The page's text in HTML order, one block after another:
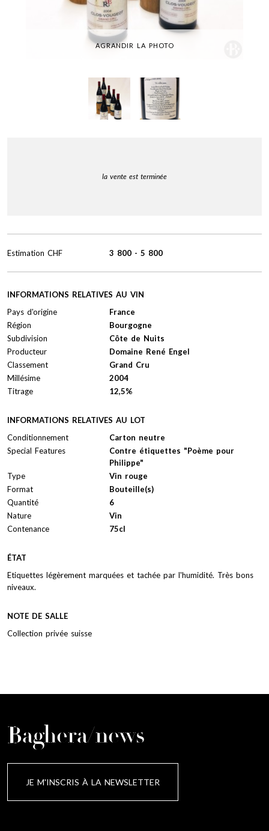
AGRANDIR LA PHOTO
la vente est terminée
INFORMATIONS RELATIVES AU VIN
Pays d'origine
France
Région
Bourgogne
Subdivision
Côte de Nuits
Producteur
Domaine René Engel
Classement
Grand Cru
Millésime
2004
Titrage
12,5%
INFORMATIONS RELATIVES AU LOT
Conditionnement
Carton neutre
Special Features
Contre étiquettes "Poème pour
Philippe"
Type
Vin rouge
Format
Bouteille(s)
Quantité
6
Nature
Vin
Contenance
75cl
Estimation CHF 3 800 - 5 800
ÉTAT
Etiquettes légèrement marquées et tachée par l'humidité. Très bons
niveaux.
NOTE DE SALLE
Collection privée suisse
Baghera/news
JE M'INSCRIS À LA NEWSLETTER